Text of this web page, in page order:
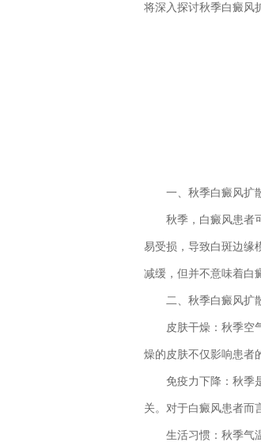
将深入探讨秋季白癜风
一、秋季白癜风扩
秋季，白癜风患者可
易受损，导致白斑边缘
减缓，但并不意味着白
二、秋季白癜风扩
皮肤干燥：秋季空气
燥的皮肤不仅影响患者
免疫力下降：秋季是
关。对于白癜风患者而
生活习惯：秋季气温